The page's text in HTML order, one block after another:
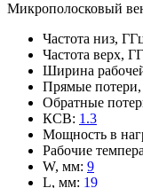
Микрополосковый
Частота низ,
Частота верх,
Ширина
Прямые
Обратные
КСВ: 1.3
Мощность в
Рабочие
W, мм: 9
L, мм: 19